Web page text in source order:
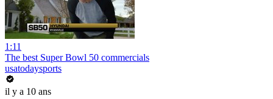
1:11
The best Super Bowl 50 commercials
usatodaysports
il y a 10 ans